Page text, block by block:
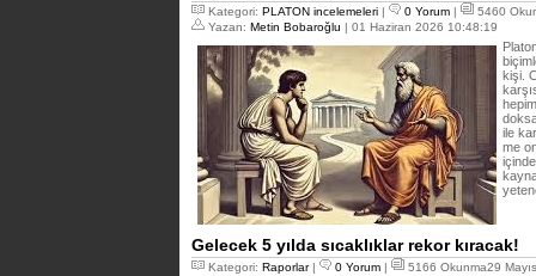
Kategori: PLATON incelemeleri | 0 Yorum |
5460
Yazan: Metin Bobaroğlu | 01 Haziran 2026 10:48:19
kişi.
ile
me
Gelecek 5 yılda sıcaklıklar rekor kıracak!
Kategori: Raporlar| 0 Yorum | 5166 Okunma29